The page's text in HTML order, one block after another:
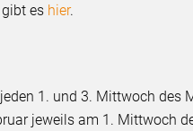
es hier.
1. und 3. Mittwoch des
jeweils am 1. Mittwoch